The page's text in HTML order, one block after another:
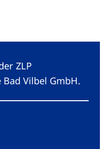
ZLP
Vilbel GmbH.